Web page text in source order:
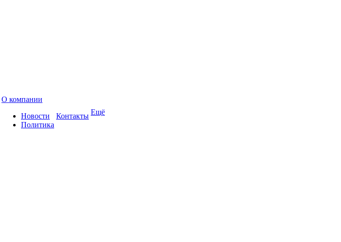
О компании
Новости
Политика
Контакты Ещё